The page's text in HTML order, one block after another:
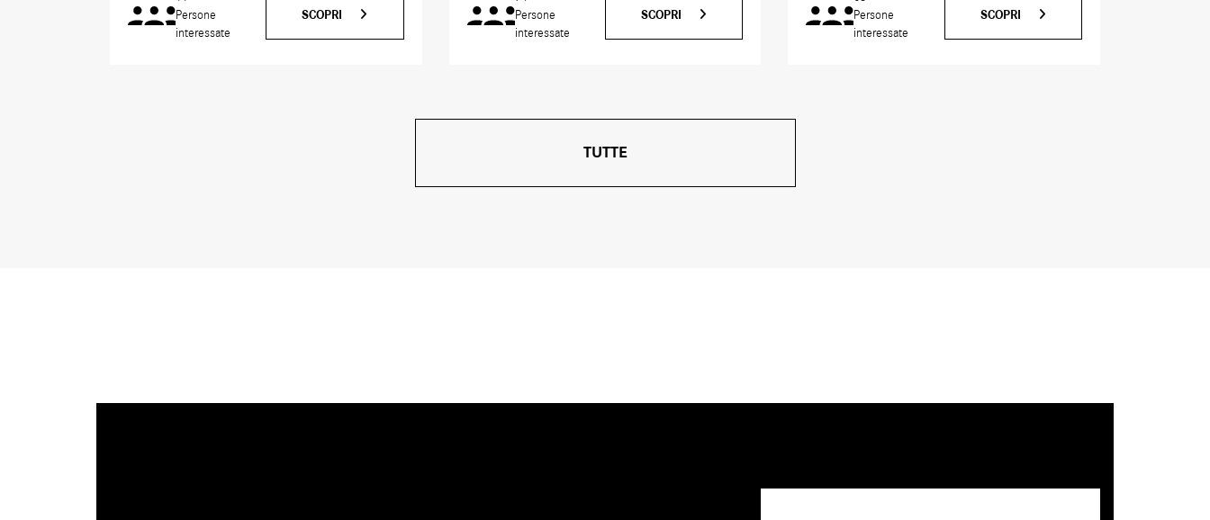
Persone
interessate
SCOPRI
Persone
interessate
SCOPRI
Persone
interessate
SCOPRI
TUTTE